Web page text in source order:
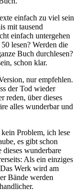
einfach zu viel sein
mit tausend
einfach untergehen
lesen? Werden die
Buch durchlesen?
schon klar.
nur empfehlen.
der Tod wieder
reden, über dieses
alles wunderbar und
Problem, ich lese
es gibt schon
wunderbare
Als ein einziges
Werk wird am
Bände werden